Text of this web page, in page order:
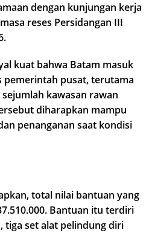
dengan kunjungan kerja
reses Persidangan III
kuat bahwa Batam masuk
pemerintah pusat, terutama
kawasan rawan
diharapkan mampu
penanganan saat kondisi
total nilai bantuan yang
Bantuan itu terdiri
tiga set alat pelindung diri